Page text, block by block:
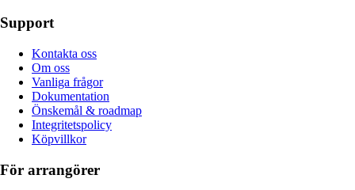
Support
Kontakta oss
Om oss
Vanliga frågor
Dokumentation
Önskemål & roadmap
Integritetspolicy
Köpvillkor
För arrangörer